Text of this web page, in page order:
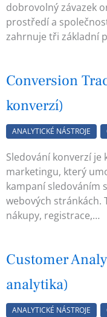
dobrovolný závazek
prostředí a
zahrnuje tři základní
Conversion
konverzí)
ANALYTICKÉ NÁSTROJE
Sledování konverzí
marketingu, který
kampaní sledováním
webových stránkách.
nákupy, registrace,…
Customer
analytika)
ANALYTICKÉ NÁSTROJE